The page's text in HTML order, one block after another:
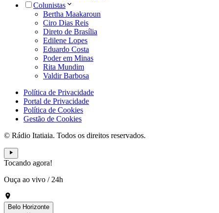
Colunistas
Bertha Maakaroun
Ciro Dias Reis
Direto de Brasília
Edilene Lopes
Eduardo Costa
Poder em Minas
Rita Mundim
Valdir Barbosa
Política de Privacidade
Portal de Privacidade
Política de Cookies
Gestão de Cookies
© Rádio Itatiaia. Todos os direitos reservados.
Tocando agora!
Ouça ao vivo / 24h
Belo Horizonte